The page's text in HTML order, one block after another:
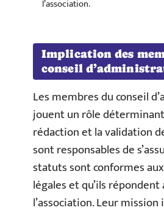
l’association.
Implication des
conseil
Les membres du conseil
jouent un rôle
rédaction et la validation
sont responsables de
statuts sont conformes
légales et qu’ils
l’association. Leur mission